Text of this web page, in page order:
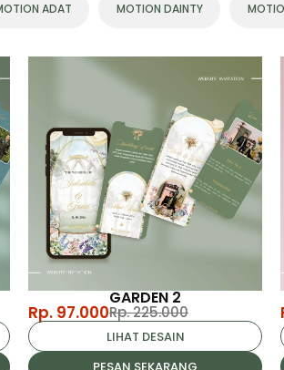
ADAT MOTION DAINTY
GARDEN 2
Rp. 97.000Rp. 225.000
LIHAT DESAIN